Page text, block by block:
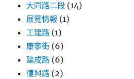
大同路二段 (14)
展覽情報 (1)
工建路 (1)
康寧街 (6)
建成路 (6)
復興路 (2)